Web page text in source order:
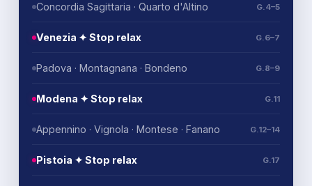
Concordia Sagittaria · Quarto d'Altino G.4–5
Venezia ✦ Stop relax G.6–7
Padova · Montagnana · Bondeno G.8–9
Modena ✦ Stop relax G.11
Appennino · Vignola · Montese · Fanano G.12–14
Pistoia ✦ Stop relax G.17